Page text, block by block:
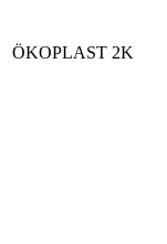
ÖKOPLAST 2K